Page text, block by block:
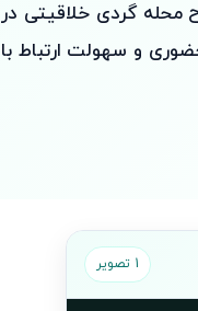
محله گردی خلاقیتی در
و سهولت ارتباط با
1 تصویر